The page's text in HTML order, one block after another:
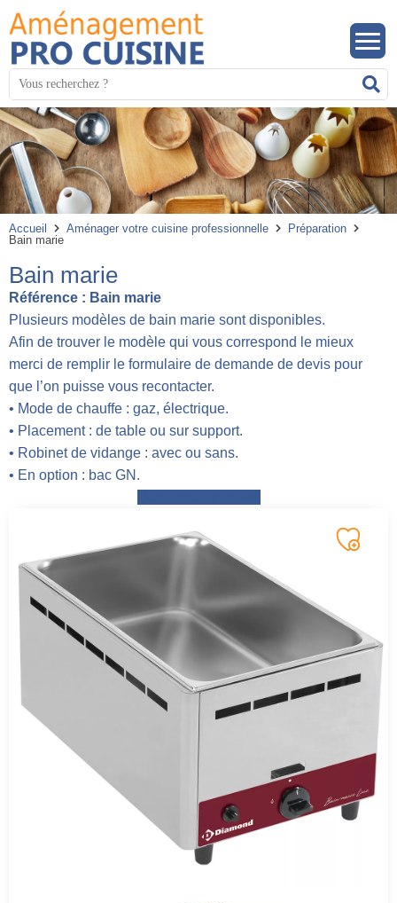
Mots
clés
:
Accueil Aménager votre cuisine professionnelle
Préparation
Bain marie
Bain marie
Référence : Bain marie
Plusieurs modèles de bain marie sont disponibles.
Afin de trouver le modèle qui vous correspond le mieux
merci de remplir le formulaire de demande de devis pour
que l’on puisse vous recontacter.
• Mode de chauffe : gaz, électrique.
• Placement : de table ou sur support.
• Robinet de vidange : avec ou sans.
• En option : bac GN.
Panneau de gestion des cookies